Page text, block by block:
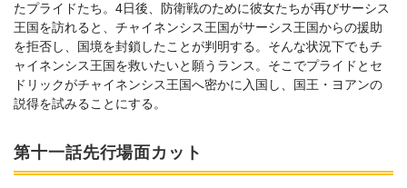
たプライドたち。4日後、防衛戦のために彼女たちが再びサーシス
王国を訪れると、チャイネンシス王国がサーシス王国からの援助
を拒否し、国境を封鎖したことが判明する。そんな状況下でもチ
ャイネンシス王国を救いたいと願うランス。そこでプライドとセ
ドリックがチャイネンシス王国へ密かに入国し、国王・ヨアンの
説得を試みることにする。
第十一話先行場面カット